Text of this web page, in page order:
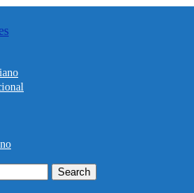
Search